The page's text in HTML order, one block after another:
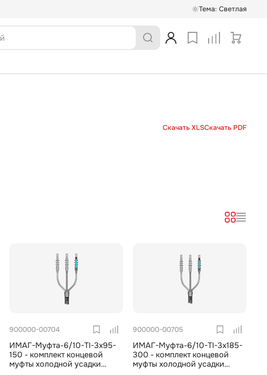
Тема: Светлая
Скачать XLSСкачать PDF
900000-00704
ИМАГ-Муфта-6/10-TI-3х95-
150 - комплект концевой
муфты холодной усадки
900000-00705
ИМАГ-Муфта-6/10-TI-3х185-
300 - комплект концевой
муфты холодной усадки